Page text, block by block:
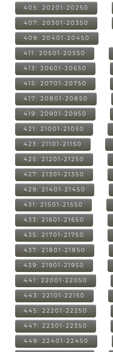
405: 20201-20250
407: 20301-20350
409: 20401-20450
411: 20501-20550
413: 20601-20650
415: 20701-20750
417: 20801-20850
419: 20901-20950
421: 21001-21050
423: 21101-21150
425: 21201-21250
427: 21301-21350
429: 21401-21450
431: 21501-21550
433: 21601-21650
435: 21701-21750
437: 21801-21850
439: 21901-21950
441: 22001-22050
443: 22101-22150
445: 22201-22250
447: 22301-22350
449: 22401-22450